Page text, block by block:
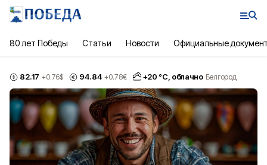
80 лет Победы Статьи Новости Официальные
82.17 +0.76$ 94.84 +0.78€ +20 °С, облачно Белгород